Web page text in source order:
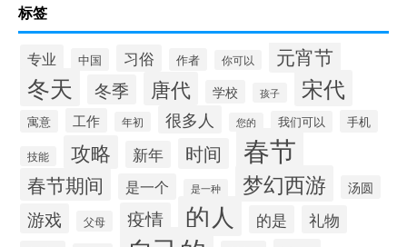
标签
专业 中国 习俗 作者 你可以 元宵节
冬天 冬季 唐代 学校 孩子 宋代
寓意 工作 年初 很多人 您的 我们可以 手机
技能 攻略 新年 时间 春节
春节期间 是一个 是一种 梦幻西游 汤圆
游戏 父母 疫情 的人 的是 礼物